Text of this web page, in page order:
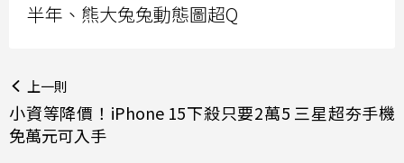
半年、熊大兔兔動態圖超Q
上一則
小資等降價！iPhone 15下殺只要2萬5 三星超夯手機
免萬元可入手